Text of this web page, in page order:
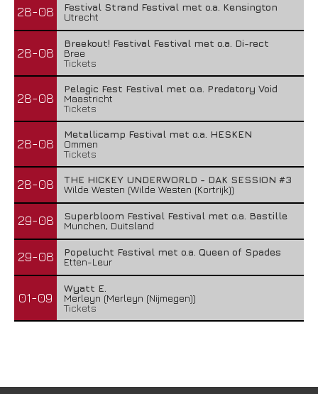
28-08
Festival Strand Festival met o.a. Kensington
Utrecht
28-08
Breekout! Festival Festival met o.a. Di-rect
Bree
Tickets
28-08
Pelagic Fest Festival met o.a. Predatory Void
Maastricht
Tickets
28-08
Metallicamp Festival met o.a. HESKEN
Ommen
Tickets
28-08
THE HICKEY UNDERWORLD - DAK SESSION #3
Wilde Westen (Wilde Westen (Kortrijk))
29-08
Superbloom Festival Festival met o.a. Bastille
Munchen, Duitsland
29-08
Popelucht Festival met o.a. Queen of Spades
Etten-Leur
01-09
Wyatt E.
Merleyn (Merleyn (Nijmegen))
Tickets